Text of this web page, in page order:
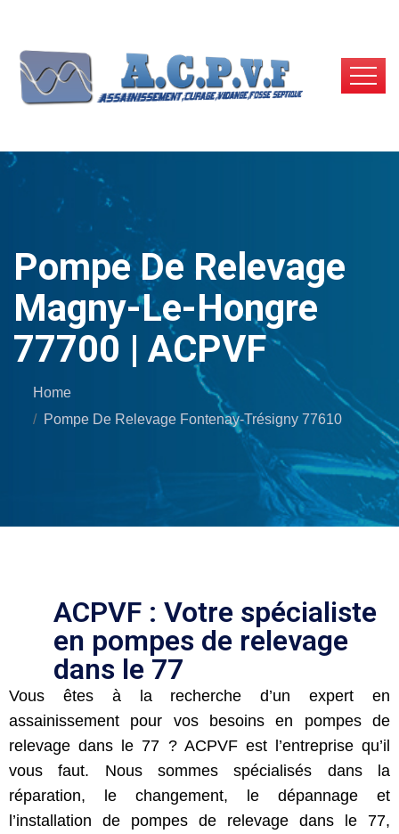
Pompe De Relevage
Magny-Le-Hongre
77700 | ACPVF
Home
Pompe De Relevage Fontenay-Trésigny 77610
ACPVF : Votre spécialiste
en pompes de relevage
dans le 77
Vous êtes à la recherche d’un expert en
assainissement pour vos besoins en pompes de
relevage dans le 77 ? ACPVF est l’entreprise qu’il
vous faut. Nous sommes spécialisés dans la
réparation, le changement, le dépannage et
l’installation de pompes de relevage dans le 77,